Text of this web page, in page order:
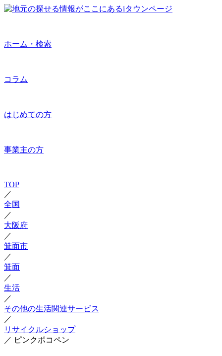
ホーム・検索
コラム
はじめての方
事業主の方
TOP
／
全国
／
大阪府
／
箕面市
／
箕面
／
生活
／
その他の生活関連サービス
／
リサイクルショップ
／ ピンクポコペン